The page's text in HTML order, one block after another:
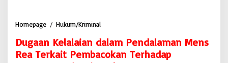
Homepage / Hukum/Kriminal
g
a
a
Dugaan Kelalaian dalam Pendalaman Mens
Rea Terkait Pembacokan Terhadap